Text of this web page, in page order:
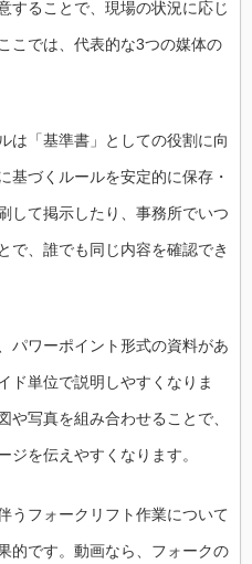
することで、現場の状況に応じ
こでは、代表的な3つの媒体の
は「基準書」としての役割に向
基づくルールを安定的に保存・
して掲示したり、事務所でいつ
で、誰でも同じ内容を確認でき
パワーポイント形式の資料があ
ド単位で説明しやすくなりま
写真を組み合わせることで、
ジを伝えやすくなります。
うフォークリフト作業について
的です。動画なら、フォークの